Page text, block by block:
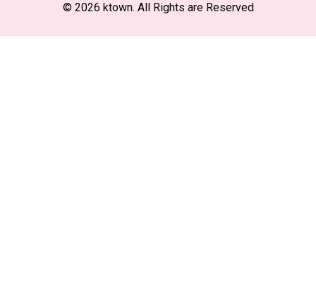
© 2026 ktown. All Rights are Reserved